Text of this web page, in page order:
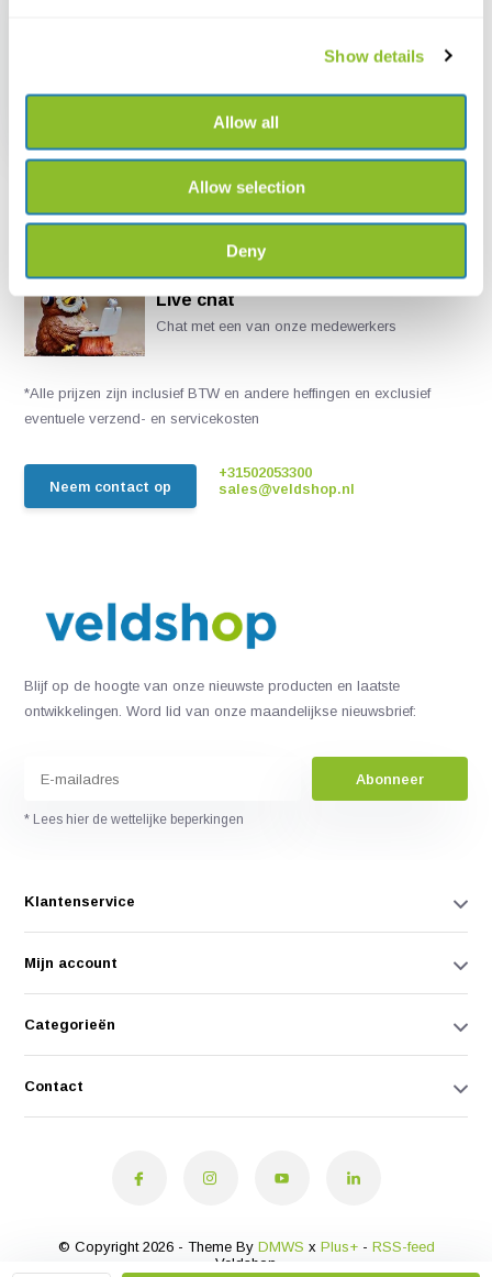
Show details
Allow all
Allow selection
Deny
Live chat
Chat met een van onze medewerkers
*Alle prijzen zijn inclusief BTW en andere heffingen en exclusief
eventuele verzend- en servicekosten
Neem contact op
+31502053300
sales@veldshop.nl
Blijf op de hoogte van onze nieuwste producten en laatste
ontwikkelingen. Word lid van onze maandelijkse nieuwsbrief:
Abonneer
* Lees hier de wettelijke beperkingen
Klantenservice
Mijn account
Categorieën
Contact
© Copyright 2026 - Theme By DMWS x Plus+- RSS-feed
Veldshop